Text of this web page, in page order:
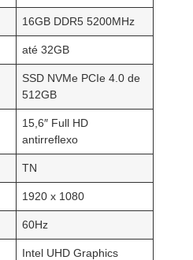
16GB DDR5 5200MHz
até 32GB
SSD NVMe PCIe 4.0 de
512GB
15,6″ Full HD
antirreflexo
TN
1920 x 1080
60Hz
Intel UHD Graphics